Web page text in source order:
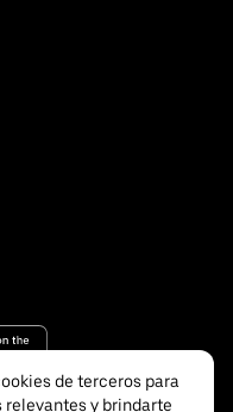
de terceros para
y brindarte